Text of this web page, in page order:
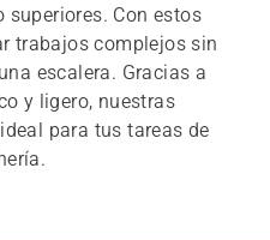
Con estos
trabajos complejos sin
escalera. Gracias a
y ligero, nuestras
para tus tareas de